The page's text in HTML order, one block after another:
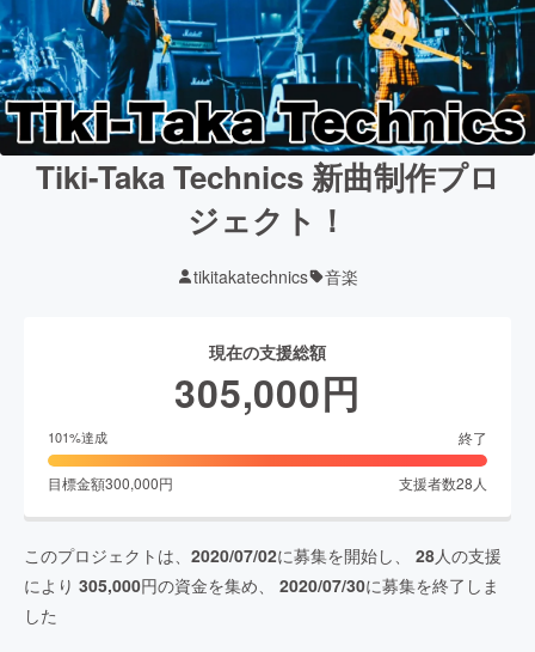
Tiki-Taka Technics 新曲制作プロ
ジェクト！
tikitakatechnics 音楽
現在の支援総額
305,000円
101%達成 終了
目標金額300,000円 支援者数28 人
このプロジェクトは、 2020/07/02に募集を開始し、 28人の支援
により 305,000円の資金を集め、 2020/07/30に募集を終了しま
した